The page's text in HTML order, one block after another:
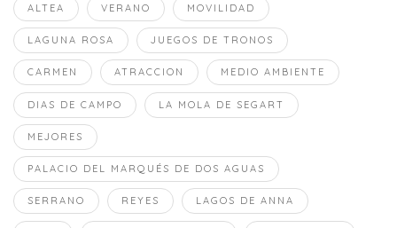
ALTEA VERANO MOVILIDAD
LAGUNA ROSA JUEGOS DE TRONOS
CARMEN ATRACCION MEDIO AMBIENTE
DIAS DE CAMPO LA MOLA DE SEGART
MEJORES
PALACIO DEL MARQUÉS DE DOS AGUAS
SERRANO REYES LAGOS DE ANNA